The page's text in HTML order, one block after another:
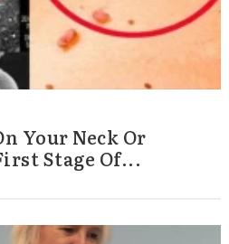
Your Neck Or
Stage Of...